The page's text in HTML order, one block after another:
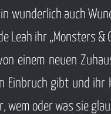
Kopainski gestaltete
Interesse.
...
wunderlich auch
Leah ihr „Monsters &
einem neuen
Einbruch gibt und ihr
wem oder was sie